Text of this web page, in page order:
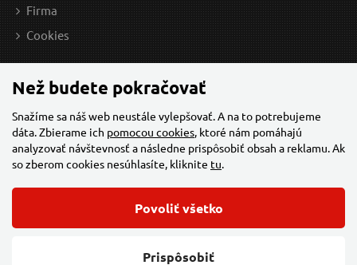
Firma
Cookies
Než budete pokračovať
Snažíme sa náš web neustále vylepšovať. A na to potrebujeme
dáta. Zbierame ich pomocou cookies, ktoré nám pomáhajú
analyzovať návštevnosť a následne prispôsobiť obsah a reklamu. Ak
so zberom cookies nesúhlasíte, kliknite tu.
Prispôsobiť
Povoliť všetko